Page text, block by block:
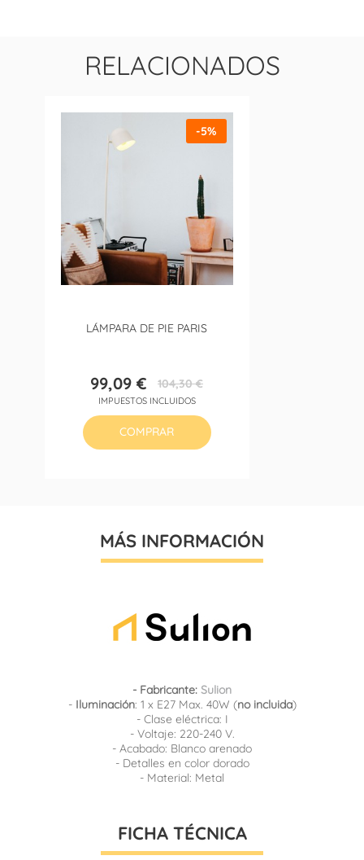
RELACIONADOS
LÁMPARA DE PIE PARIS
Precio
99,09 €Precio
base
104,30 €
IMPUESTOS INCLUIDOS
-5%
COMPRAR
MÁS INFORMACIÓN
- Fabricante: Sulion
- Iluminación: 1 x E27 Max. 40W (no incluida)
- Clase eléctrica: I
- Voltaje: 220-240 V.
- Acabado: Blanco arenado
- Detalles en color dorado
- Material: Metal
FICHA TÉCNICA